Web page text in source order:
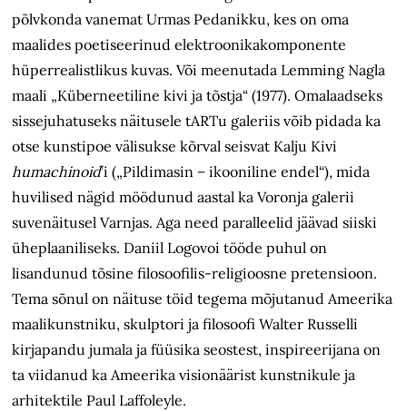
põlvkonda vanemat Urmas Pedanikku, kes on oma
maalides poetiseerinud elektroonikakomponente
hüperrealistlikus kuvas. Või meenutada Lemming Nagla
maali „Küberneetiline kivi ja tõstja“ (1977). Omalaadseks
sissejuhatuseks näitusele tARTu galeriis võib pidada ka
otse kunstipoe välisukse kõrval seisvat Kalju Kivi
humachinoid’i („Pildimasin – ikooniline endel“), mida
huvilised nägid möödunud aastal ka Voronja galerii
suvenäitusel Varnjas. Aga need paralleelid jäävad siiski
üheplaaniliseks. Daniil Logovoi tööde puhul on
lisandunud tõsine filosoofilis-religioosne pretensioon.
Tema sõnul on näituse töid tegema mõjutanud Ameerika
maalikunstniku, skulptori ja filosoofi Walter Russelli
kirjapandu jumala ja füüsika seostest, inspireerijana on
ta viidanud ka Ameerika visionäärist kunstnikule ja
arhitektile Paul Laffoleyle.